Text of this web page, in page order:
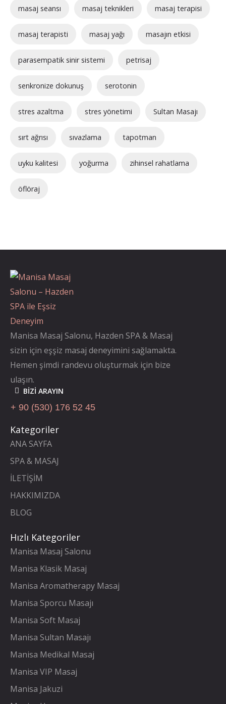
masaj seansı masaj teknikleri masaj terapisi
masaj terapisti masaj yağı masajın etkisi
parasempatik sinir sistemi petrisaj
senkronize dokunuş serotonin
stres azaltma stres yönetimi Sultan Masajı
sırt ağrısı sıvazlama tapotman
uyku kalitesi yoğurma zihinsel rahatlama
öflöraj
Manisa Masaj Salonu, Hazden SPA & Masaj
sizin için eşşiz masaj deneyimini sağlamakta.
Hemen şimdi randevu oluşturmak için bize
ulaşın.
BIZI ARAYIN
+ 90 (530) 176 52 45
Kategoriler
ANA SAYFA
SPA & MASAJ
İLETİŞİM
HAKKIMIZDA
BLOG
Hızlı Kategoriler
Manisa Masaj Salonu
Manisa Klasik Masaj
Manisa Aromatherapy Masaj
Manisa Sporcu Masajı
Manisa Soft Masaj
Manisa Sultan Masajı
Manisa Medikal Masaj
Manisa VIP Masaj
Manisa Jakuzi